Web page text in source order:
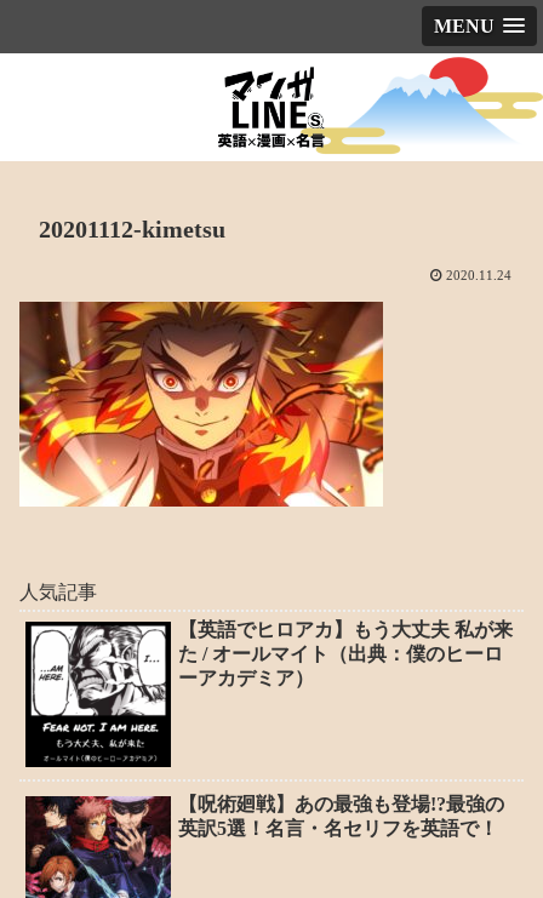
MENU
20201112-kimetsu
2020.11.24
人気記事
【英語でヒロアカ】もう大丈夫 私が来
た / オールマイト（出典：僕のヒーロ
ーアカデミア）
【呪術廻戦】あの最強も登場!?最強の
英訳5選！名言・名セリフを英語で！